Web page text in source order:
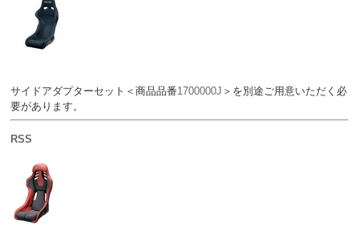
サイドアダプターセット＜商品品番1700000J ＞を別途ご用意いただく必
要があります。
RSS